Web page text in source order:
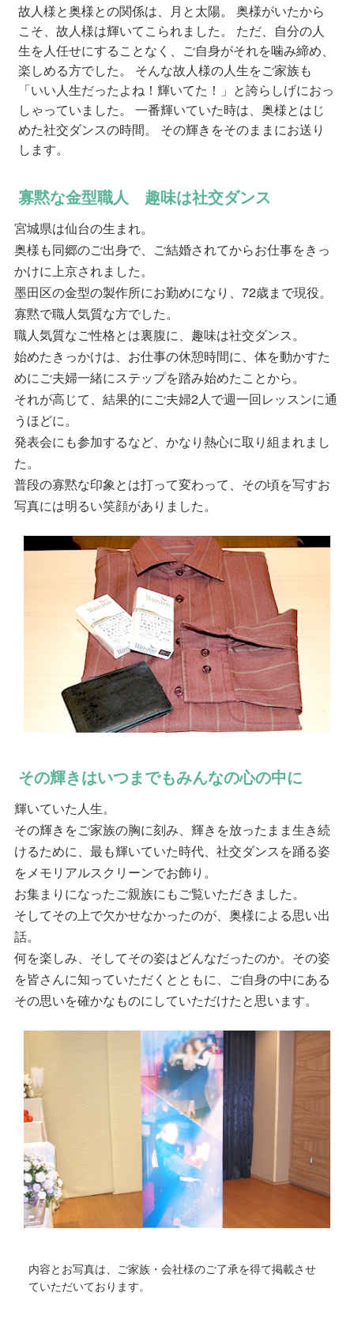
故人様と奥様との関係は、月と太陽。 奥様がいたから
こそ、故人様は輝いてこられました。 ただ、自分の人
生を人任せにすることなく、ご自身がそれを噛み締め、
楽しめる方でした。 そんな故人様の人生をご家族も
「いい人生だったよね！輝いてた！」と誇らしげにおっ
しゃっていました。 一番輝いていた時は、奥様とはじ
めた社交ダンスの時間。 その輝きをそのままにお送り
します。
寡黙な金型職人 趣味は社交ダンス
宮城県は仙台の生まれ。
奥様も同郷のご出身で、ご結婚されてからお仕事をきっ
かけに上京されました。
墨田区の金型の製作所にお勤めになり、72歳まで現役。
寡黙で職人気質な方でした。
職人気質なご性格とは裏腹に、趣味は社交ダンス。
始めたきっかけは、お仕事の休憩時間に、体を動かすた
めにご夫婦一緒にステップを踏み始めたことから。
それが高じて、結果的にご夫婦2人で週一回レッスンに通
うほどに。
発表会にも参加するなど、かなり熱心に取り組まれまし
た。
普段の寡黙な印象とは打って変わって、その頃を写すお
写真には明るい笑顔がありました。
その輝きはいつまでもみんなの心の中に
輝いていた人生。
その輝きをご家族の胸に刻み、輝きを放ったまま生き続
けるために、最も輝いていた時代、社交ダンスを踊る姿
をメモリアルスクリーンでお飾り。
お集まりになったご親族にもご覧いただきました。
そしてその上で欠かせなかったのが、奥様による思い出
話。
何を楽しみ、そしてその姿はどんなだったのか。その姿
を皆さんに知っていただくとともに、ご自身の中にある
その思いを確かなものにしていただけたと思います。
内容とお写真は、ご家族・会社様のご了承を得て掲載させ
ていただいております。